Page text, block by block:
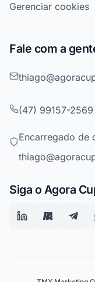
Gerenciar cookies
Fale com a
(47) 99157-2569
Encarregado de
Siga o Agora